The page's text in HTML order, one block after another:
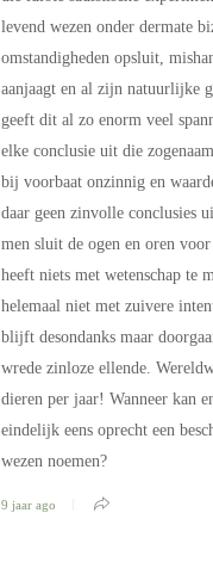
levend wezen onder dermate
omstandigheden opsluit,
aanjaagt en al zijn natuurlijke
geeft dit al zo enorm veel
elke conclusie uit die
bij voorbaat onzinnig en
daar geen zinvolle conclusies
men sluit de ogen en oren
heeft niets met wetenschap te
helemaal niet met zuivere
blijft desondanks maar
wrede zinloze ellende.
dieren per jaar! Wanneer kan
eindelijk eens oprecht een
wezen noemen?
9 jaar ago